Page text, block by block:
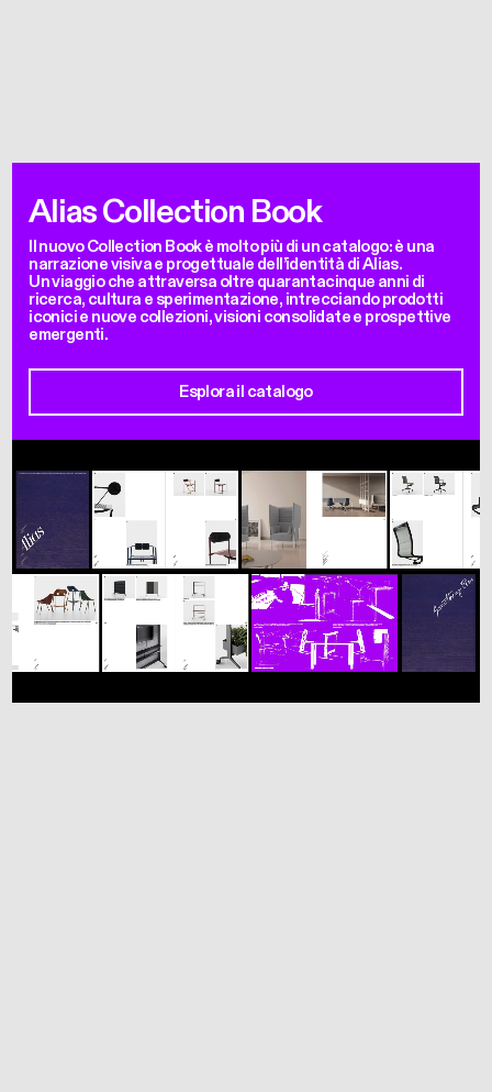
Alias Collection Book
Il nuovo Collection Book è molto più di un catalogo: è una
narrazione visiva e progettuale dell’identità di Alias.
Un viaggio che attraversa oltre quarantacinque anni di
ricerca, cultura e sperimentazione, intrecciando prodotti
iconici e nuove collezioni, visioni consolidate e prospettive
emergenti.
Esplora il catalogo